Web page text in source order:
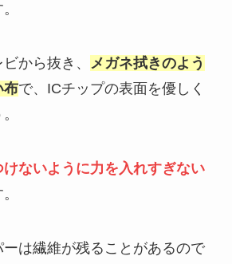
から抜き、 メガネ拭きのよう
布で、ICチップの表面を優しく
けないように力を入れすぎない
は繊維が残ることがあるので